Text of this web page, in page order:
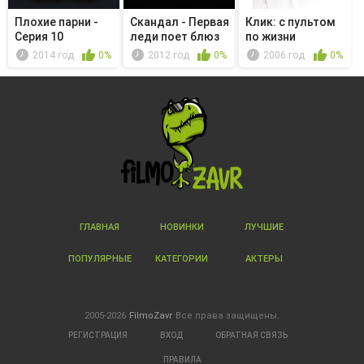
Плохие парни -
Серия 10
2014 год 0%
Скандал - Первая
леди поет блюз
2012 год 0%
Клик: с пультом
по жизни
2006 год 0%
ГЛАВНАЯ НОВИНКИ ЛУЧШИЕ
ПОПУЛЯРНЫЕ КАТЕГОРИИ АКТЕРЫ
2005-2026 FilmoZavr Все права защищены.
РЕГИСТРАЦИЯ ВХОД ОБРАТНАЯ СВЯЗЬ
ПРАВИЛА